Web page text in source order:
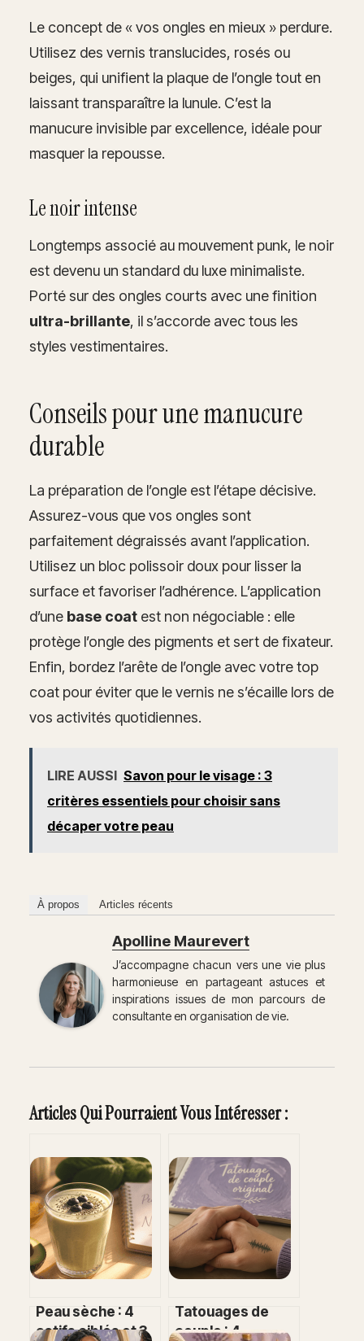
Le concept de « vos ongles en mieux » perdure.
Utilisez des vernis translucides, rosés ou
beiges, qui unifient la plaque de l’ongle tout en
laissant transparaître la lunule. C’est la
manucure invisible par excellence, idéale pour
masquer la repousse.
Le noir intense
Longtemps associé au mouvement punk, le noir
est devenu un standard du luxe minimaliste.
Porté sur des ongles courts avec une finition
ultra-brillante, il s’accorde avec tous les
styles vestimentaires.
Conseils pour une manucure
durable
La préparation de l’ongle est l’étape décisive.
Assurez-vous que vos ongles sont
parfaitement dégraissés avant l’application.
Utilisez un bloc polissoir doux pour lisser la
surface et favoriser l’adhérence. L’application
d’une base coat est non négociable : elle
protège l’ongle des pigments et sert de fixateur.
Enfin, bordez l’arête de l’ongle avec votre top
coat pour éviter que le vernis ne s’écaille lors de
vos activités quotidiennes.
LIRE AUSSI Savon pour le visage : 3
critères essentiels pour choisir sans
décaper votre peau
À propos Articles récents
Apolline Maurevert
J’accompagne chacun vers une vie plus
harmonieuse en partageant astuces et
inspirations issues de mon parcours de
consultante en organisation de vie.
Articles Qui Pourraient Vous Intéresser :
Peau sèche : 4
actifs ciblés et 3
Tatouages de
couple : 4